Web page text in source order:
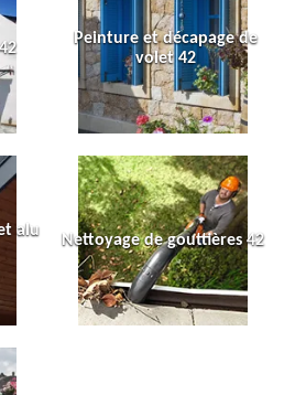
Peinture et décapage de
volet 42
alu
Nettoyage de gouttières 42